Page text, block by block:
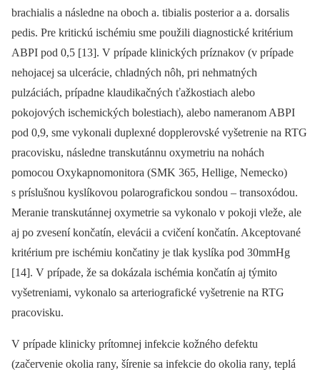
brachialis a následne na oboch a. tibialis posterior a a. dorsalis
pedis. Pre kritickú ischémiu sme použili dia­­gnostické kritérium
ABPI pod 0,5 [13]. V prípade klinických príznakov (v prípade
nehojacej sa ulcerácie, chladných nôh, pri nehmatných
pulzáciách, prípadne klaudikačných ťažkostiach alebo
pokojových ischemických bolestiach), alebo nameranom ABPI
pod 0,9, sme vykonali duplexné dopplerovské vyšetrenie na RTG
pracovisku, následne transkutánnu oxymetriu na nohách
pomocou Oxykapnomonitora (SMK 365, Hellige, Nemecko)
s príslušnou kyslíkovou polarografickou sondou –⁠ transoxódou.
Meranie transkutánnej oxymetrie sa vykonalo v pokoji vleže, ale
aj po zvesení končatín, elevácii a cvičení končatín. Akceptované
kritérium pre ischémiu končatiny je tlak kyslíka pod 30mmHg
[14]. V prípade, že sa dokázala ischémia končatín aj týmito
vyšetreniami, vykonalo sa arteriografické vyšetrenie na RTG
pracovisku.
V prípade klinicky prítomnej infekcie kožného defektu
(začervenie okolia rany, šírenie sa infekcie do okolia rany, teplá